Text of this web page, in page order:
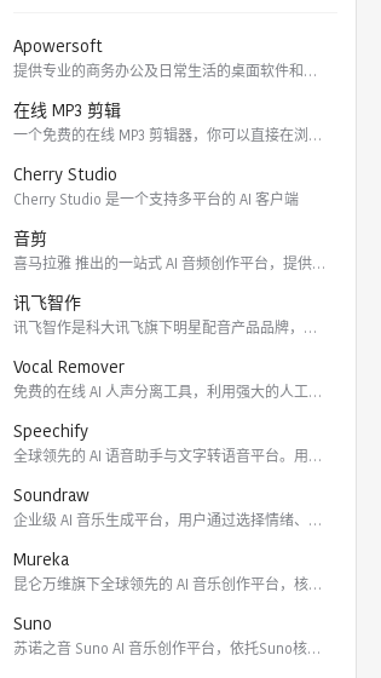
以多样的美
Apowersoft
提供专业的商务办公及日常生活的桌面软件和在线应用。 软件涵盖
在线 MP3 剪辑
一个免费的在线 MP3 剪辑器，你可以直接在浏览器里剪切，裁
Cherry Studio
Cherry Studio 是一个支持多平台的 AI 客户端
音剪
喜马拉雅 推出的一站式 AI 音频创作平台，提供云端协作、3
讯飞智作
讯飞智作是科大讯飞旗下明星配音产品品牌，提供合成配音软件、真
Vocal Remover
免费的在线 AI 人声分离工具，利用强大的人工智能算法将歌曲
Speechify
全球领先的 AI 语音助手与文字转语音平台。用户可通过 Ch
Soundraw
企业级 AI 音乐生成平台，用户通过选择情绪、流派、乐器及长
Mureka
昆仑万维旗下全球领先的 AI 音乐创作平台，核心模型包括全球
Suno
苏诺之音 Suno AI 音乐创作平台，依托Suno核心模型